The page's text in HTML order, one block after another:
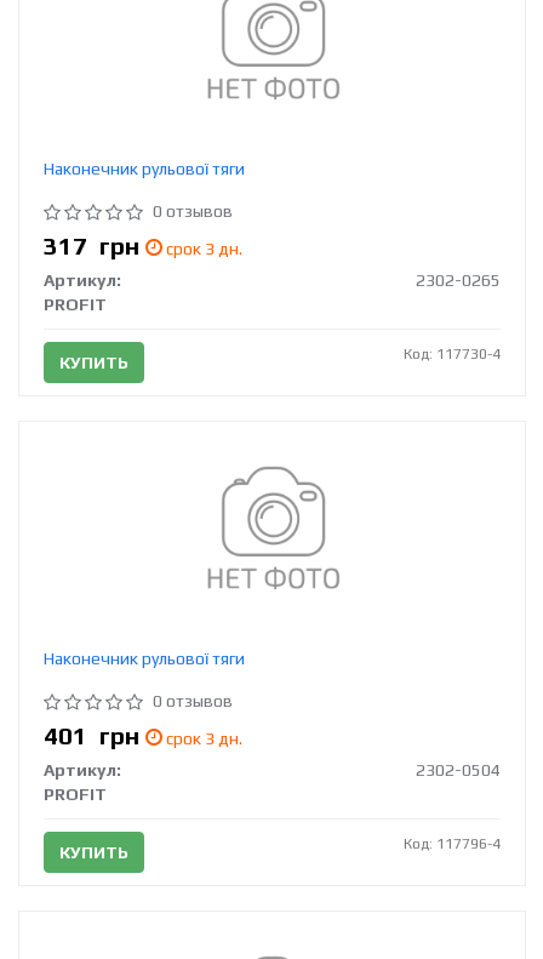
Наконечник рульової тяги
0 отзывов
317 грн
срок 3 дн.
Артикул:
2302-0265
PROFIT
КУПИТЬ Код: 117730-4
Наконечник рульової тяги
0 отзывов
401 грн
срок 3 дн.
Артикул:
2302-0504
PROFIT
КУПИТЬ Код: 117796-4